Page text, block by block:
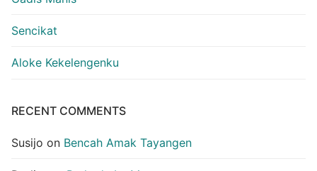
Sencikat
Aloke Kekelengenku
RECENT COMMENTS
Susijo on Bencah Amak Tayangen